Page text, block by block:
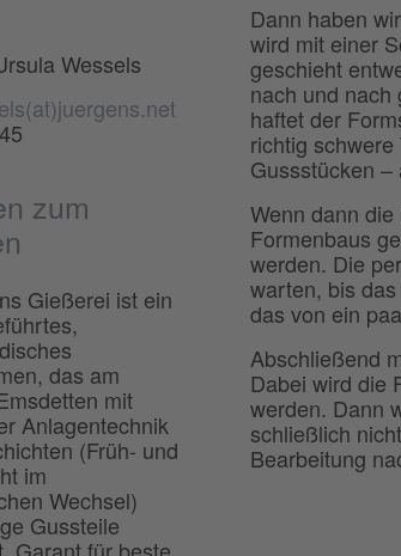
Wessels
zum
Gießerei ist ein
das am
mit
Anlagentechnik
(Früh- und
im
Wechsel)
Gussteile
Dann haben
wird mit einer
geschieht
nach und nach
haftet der
richtig
Gussstücken
Wenn dann
Formenbaus
werden. Die
warten, bis
das von ein
Abschließend
Dabei wird die
werden. Dann
schließlich
Bearbeitung